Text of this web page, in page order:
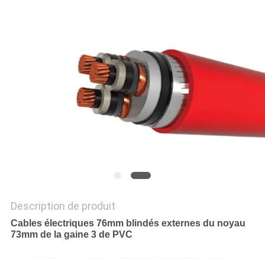
Description de produit
Cables électriques 76mm blindés externes du noyau
73mm de la gaine 3 de PVC